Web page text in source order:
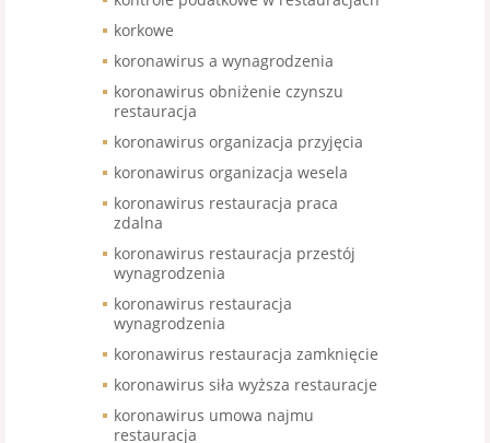
korkowe
koronawirus a wynagrodzenia
koronawirus obniżenie czynszu
restauracja
koronawirus organizacja przyjęcia
koronawirus organizacja wesela
koronawirus restauracja praca
zdalna
koronawirus restauracja przestój
wynagrodzenia
koronawirus restauracja
wynagrodzenia
koronawirus restauracja zamknięcie
koronawirus siła wyższa restauracje
koronawirus umowa najmu
restauracja